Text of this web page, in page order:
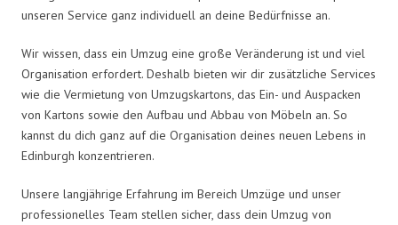
unseren Service ganz individuell an deine Bedürfnisse an.
Wir wissen, dass ein Umzug eine große Veränderung ist und viel
Organisation erfordert. Deshalb bieten wir dir zusätzliche Services
wie die Vermietung von Umzugskartons, das Ein- und Auspacken
von Kartons sowie den Aufbau und Abbau von Möbeln an. So
kannst du dich ganz auf die Organisation deines neuen Lebens in
Edinburgh konzentrieren.
Unsere langjährige Erfahrung im Bereich Umzüge und unser
professionelles Team stellen sicher, dass dein Umzug von